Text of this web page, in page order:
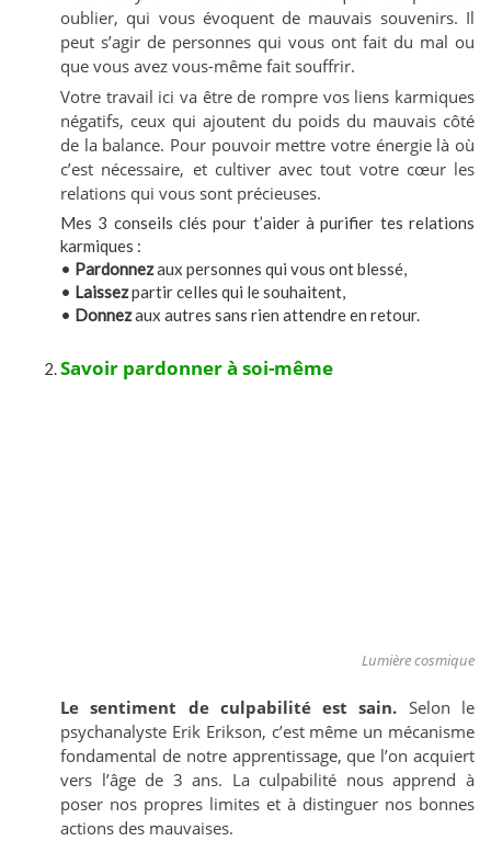
oublier, qui vous évoquent de mauvais souvenirs. Il
peut s’agir de personnes qui vous ont fait du mal ou
que vous avez vous-même fait souffrir.
Votre travail ici va être de rompre vos liens karmiques
négatifs, ceux qui ajoutent du poids du mauvais côté
de la balance. Pour pouvoir mettre votre énergie là où
c’est nécessaire, et cultiver avec tout votre cœur les
relations qui vous sont précieuses.
Mes 3 conseils clés pour t’aider à purifier tes relations
karmiques :
• Pardonnezaux personnes qui vous ont blessé,
• Laissezpartir celles qui le souhaitent,
• Donnezaux autres sans rien attendre en retour.
Savoir pardonner à soi-même
Lumière cosmique
Le sentiment de culpabilité est sain. Selon le
psychanalyste Erik Erikson, c’est même un mécanisme
fondamental de notre apprentissage, que l’on acquiert
vers l’âge de 3 ans. La culpabilité nous apprend à
poser nos propres limites et à distinguer nos bonnes
actions des mauvaises.